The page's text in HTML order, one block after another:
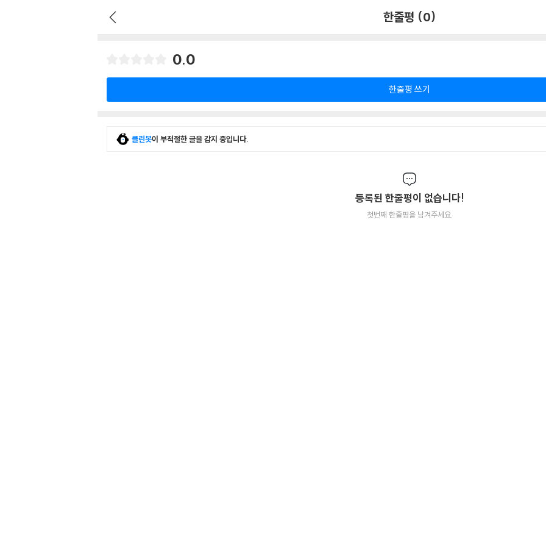
한줄평 (0)
0.0
한줄평 쓰기
클린봇이 부적절한 글을 감지 중입니다.
등록된 한줄평이 없습니다!
첫번째 한줄평을 남겨주세요.